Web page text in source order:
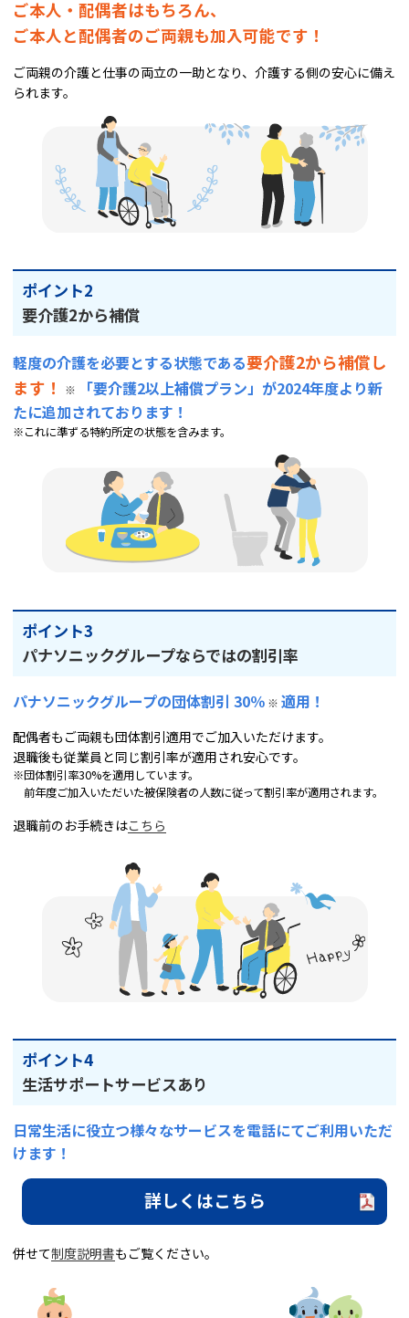
ご本人・配偶者はもちろん、
ご本人と配偶者のご両親も加入可能です！
ご両親の介護と仕事の両立の一助となり、介護する側の安心に備え
られます。
ポイント2
要介護2から補償
軽度の介護を必要とする状態である要介護2から補償し
ます！
※
「要介護2以上補償プラン」が2024年度より新
たに追加されております！
※これに準ずる特約所定の状態を含みます。
ポイント3
パナソニックグループならではの割引率
パナソニックグループの団体割引 30％ ※ 適用！
配偶者もご両親も団体割引適用でご加入いただけます。
退職後も従業員と同じ割引率が適用され安心です。
※団体割引率30%を適用しています。
前年度ご加入いただいた被保険者の人数に従って割引率が適用されます。
退職前のお手続きはこちら
ポイント4
生活サポートサービスあり
日常生活に役立つ様々なサービスを電話にてご利用いただ
けます！
詳しくはこちら
併せて制度説明書もご覧ください。